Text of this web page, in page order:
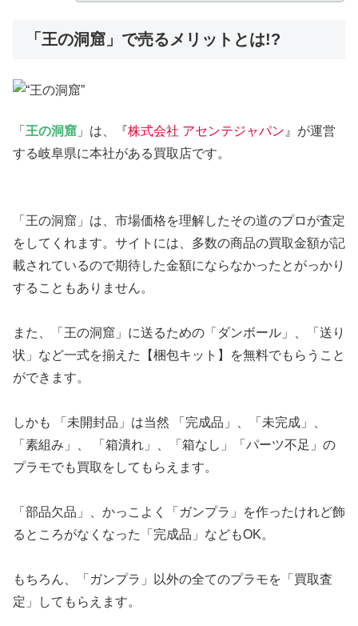
「王の洞窟」で売るメリットとは!?
「 王の洞窟 」は、『株式会社 アセンテジャパン 』が運営
する岐阜県に本社がある買取店です。
「王の洞窟」は、市場価格を理解したその道のプロが査定
をしてくれます。サイトには、多数の商品の買取金額が記
載されているので期待した金額にならなかったとがっかり
することもありません。
また、「王の洞窟」に送るための「ダンボール」、「送り
状」など一式を揃えた【梱包キット】を無料でもらうこと
ができます。
しかも 「未開封品」は当然 「完成品」、「未完成」、
「素組み」、 「箱潰れ」、「箱なし」「パーツ不足」の
プラモでも買取をしてもらえます。
「部品欠品」、かっこよく「ガンプラ」を作ったけれど飾
るところがなくなった「完成品」などもOK。
もちろん、「ガンプラ」以外の全てのプラモを「買取査
定」してもらえます。